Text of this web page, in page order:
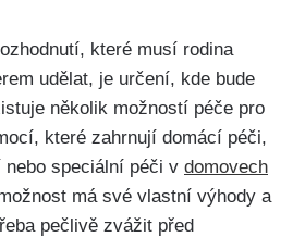
které musí rodina
udělat, je určení, kde bude
několik možností péče pro
které zahrnují domácí péči,
speciální péči v domovech
má své vlastní výhody a
pečlivě zvážit před